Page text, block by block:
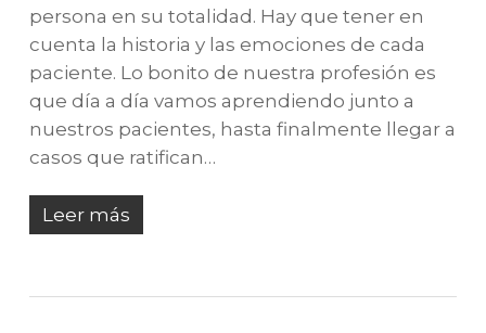
persona en su totalidad. Hay que tener en
cuenta la historia y las emociones de cada
paciente. Lo bonito de nuestra profesión es
que día a día vamos aprendiendo junto a
nuestros pacientes, hasta finalmente llegar a
casos que ratifican…
Leer más